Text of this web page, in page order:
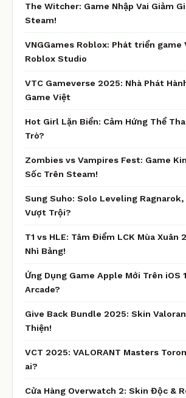
The Witcher: Game Nhập Vai Giảm
Steam!
VNGGames Roblox: Phát triển
Roblox Studio
VTC Gameverse 2025: Nhà Phát
Game Việt
Hot Girl Lặn Biển: Cảm Hứng Thể
Trò?
Zombies vs Vampires Fest: Game
Sốc Trên Steam!
Sung Suho: Solo Leveling Ragnarok,
Vượt Trội?
T1 vs HLE: Tâm Điểm LCK Mùa Xuân
Nhì Bảng!
Ứng Dụng Game Apple Mới Trên iOS
Arcade?
Give Back Bundle 2025: Skin
Thiện!
VCT 2025: VALORANT Masters
ai?
Cửa Hàng Overwatch 2: Skin Độc &